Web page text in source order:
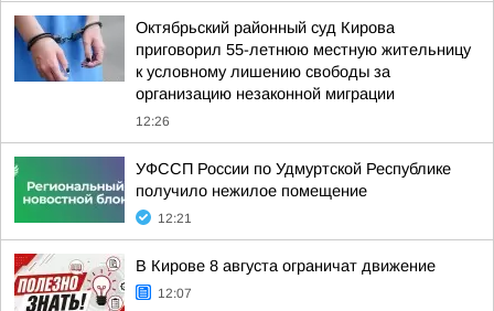
Октябрьский районный суд Кирова
приговорил 55-летнюю местную жительницу
к условному лишению свободы за
организацию незаконной миграции
12:26
УФССП России по Удмуртской Республике
получило нежилое помещение
12:21
В Кирове 8 августа ограничат движение
12:07